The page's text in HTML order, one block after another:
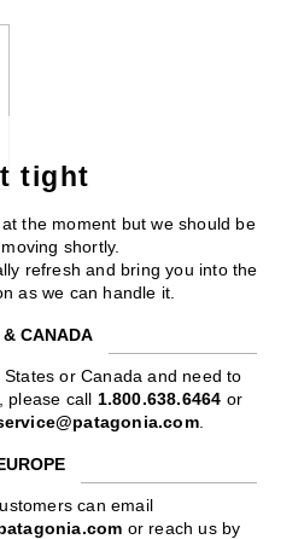
tight
the moment but we should be
shortly.
refresh and bring you into the
as we can handle it.
& CANADA
or Canada and need to
please call 1.800.638.6464 or
.
can email
or reach us by